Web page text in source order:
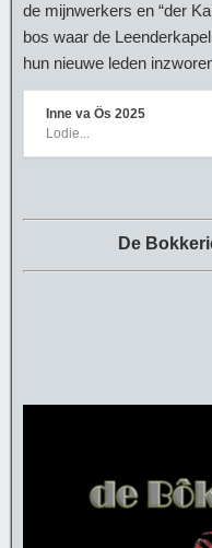
de mijnwerkers en “der
bos waar de
hun nieuwe leden
Inne va Ös 2025
Lodie...
De